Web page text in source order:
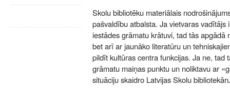
Skolu bibliotēku materiālais
pašvaldību atbalsta. Ja vietvaras
iestādes grāmatu krātuvi, tad tās
bet arī ar jaunāko literatūru un
pildīt kultūras centra funkcijas. Ja ne, tad
grāmatu maiņas punktu un noliktavu ar
situāciju skaidro Latvijas Skolu